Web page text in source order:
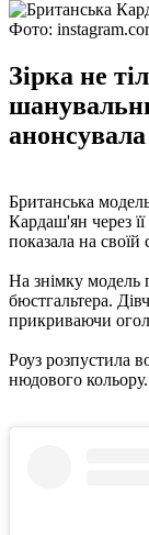
Фото:
Зірка не
Британська
Кардаш'ян через
показала на своїй
На знімку модель
бюстгальтера.
прикриваючи
Роуз розпустила
нюдового кольору.